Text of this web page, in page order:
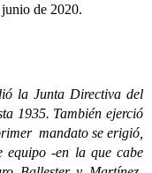
de 2020.
la Junta Directiva del
1935. También ejerció
mandato se erigió,
-en la que cabe